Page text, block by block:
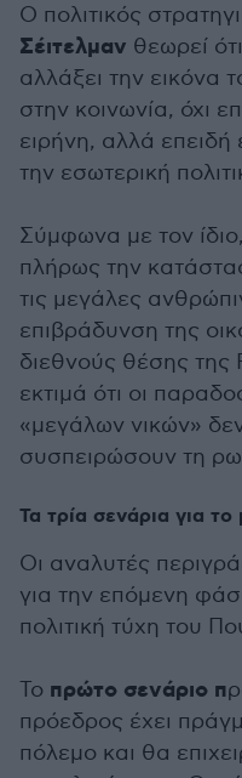
Ο πολιτικός
Σέιτελμαν θεωρεί
αλλάξει την εικόνα
στην κοινωνία, όχι
ειρήνη, αλλά επειδή
την εσωτερική
Σύμφωνα με τον
πλήρως την
τις μεγάλες
επιβράδυνση της
διεθνούς θέσης
εκτιμά ότι οι
«μεγάλων νικών»
συσπειρώσουν τη
Τα τρία σενάρια για το
Οι αναλυτές
για την επόμενη
πολιτική τύχη του
Το πρώτο σενάριο π
πρόεδρος έχει
πόλεμο και θα